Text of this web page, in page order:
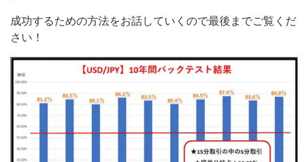
成功するための方法をお話していくので最後までご覧くだ
さい！